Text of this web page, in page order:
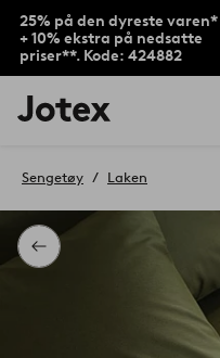
25% på den dyreste varen*
+ 10% ekstra på nedsatte
priser**. Kode: 424882
Jotex’
logo
til
Tilbake
Sengetøy Laken